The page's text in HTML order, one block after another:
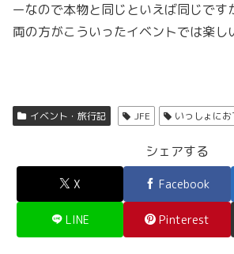
ーなので本物と同じといえば同じです
両の方がこういったイベントでは楽し
イベント・旅行記 JFE いっしょにお
シェアする
X Facebook
LINE Pinterest